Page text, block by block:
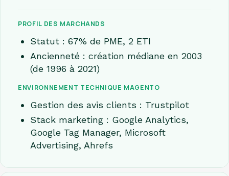
PROFIL DES MARCHANDS
Statut : 67% de PME, 2 ETI
Ancienneté : création médiane en 2003
(de 1996 à 2021)
ENVIRONNEMENT TECHNIQUE MAGENTO
Gestion des avis clients : Trustpilot
Stack marketing : Google Analytics,
Google Tag Manager, Microsoft
Advertising, Ahrefs